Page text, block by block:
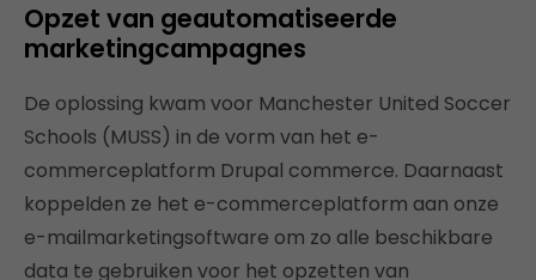
Opzet van geautomatiseerde
marketingcampagnes
De oplossing kwam voor Manchester United Soccer
Schools (MUSS) in de vorm van het e-
commerceplatform Drupal commerce. Daarnaast
koppelden ze het e-commerceplatform aan onze
e-mailmarketingsoftware om zo alle beschikbare
data te gebruiken voor het opzetten van